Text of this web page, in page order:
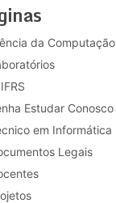
da Computação
Estudar Conosco
em Informática
Legais